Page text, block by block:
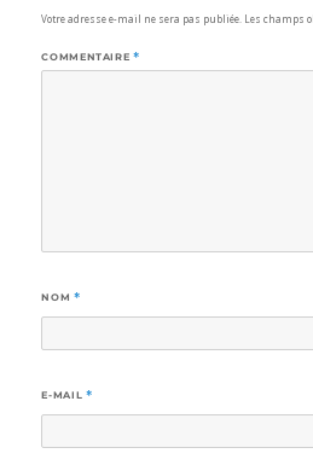
Votre adresse e-mail ne sera pas publiée. Les champs
COMMENTAIRE *
NOM *
E-MAIL *